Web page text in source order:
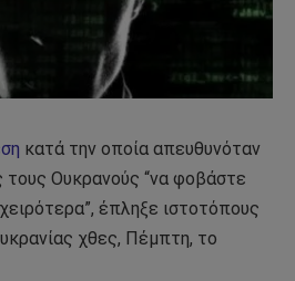
κατά την οποία απευθυνόταν
τους Ουκρανούς “να φοβάστε
έπληξε ιστοτόπους
χθες, Πέμπτη, το